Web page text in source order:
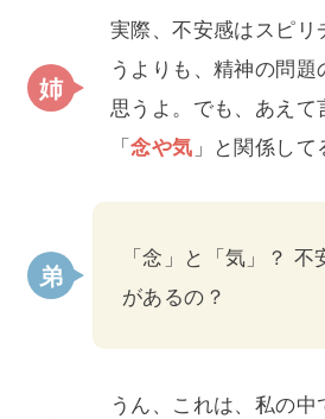
実際、不安感はスピリ
うよりも、精神の問題
思うよ。でも、あえて
「念や気 」と関係して
「念」と「気」？
があるの？
うん、これは、私の中